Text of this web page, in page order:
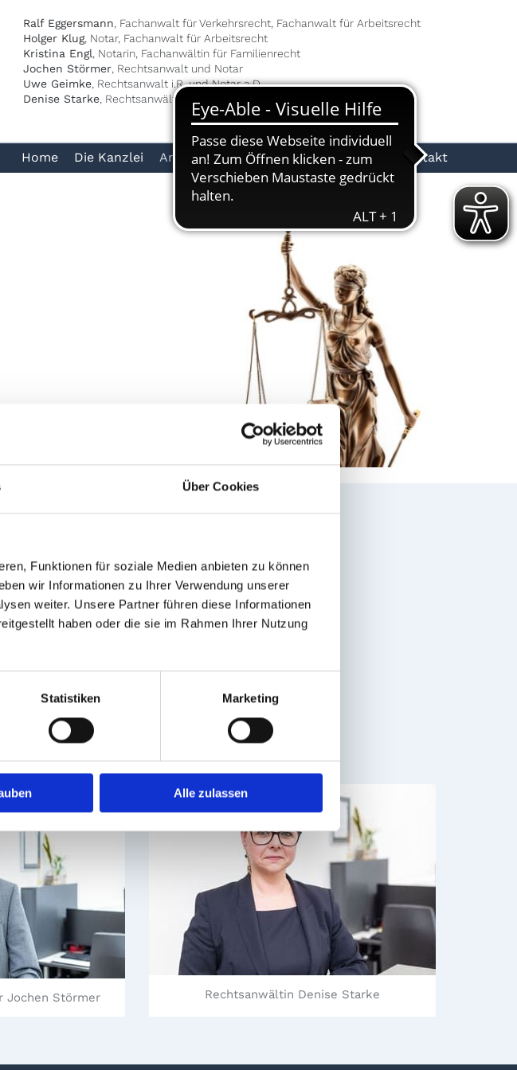
Über Cookies
Funktionen für soziale Medien anbieten zu können
wir Informationen zu Ihrer Verwendung unserer
weiter. Unsere Partner führen diese Informationen
haben oder die sie im Rahmen Ihrer Nutzung
Statistiken Marketing
Alle zulassen
Ralf Eggersmann , Fachanwalt für Verkehrsrecht, Fachanwalt für Arbeitsrecht
Holger Klug, Notar, Fachanwalt für Arbeitsrecht
Kristina Engl , Notarin, Fachanwältin für Familienrecht
Jochen Störmer , Rechtsanwalt und Notar
Uwe Geimke , Rechtsanwalt i.R. und Notar a.D.
Denise Starke , Rechtsanwältin
Home Die Kanzlei Anwälte Notare Rechtsgebiete Kontakt
Rechtsanwalt und Notar Holger Klug
Jochen Störmer Rechtsanwältin Denise Starke